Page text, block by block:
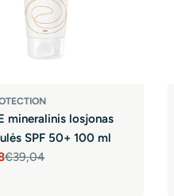
mineralinis losjonas
SPF 50+ 100 ml
€39,04